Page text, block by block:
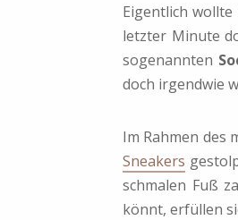
Eigentlich
letzter Minute
sogenannten
doch irgendwie
Im Rahmen des
Sneakers
schmalen Fuß
könnt, erfüllen